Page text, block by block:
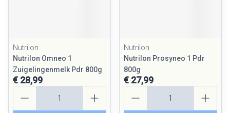
Nutrilon
Nutrilon Omneo 1
Zuigelingenmelk Pdr 800g
€ 28,99
Nutrilon
Nutrilon Prosyneo 1 Pdr
800g
€ 27,99